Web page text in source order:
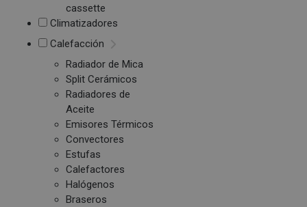
cassette
Climatizadores
Calefacción
Radiador de Mica
Split Cerámicos
Radiadores de
Aceite
Emisores Térmicos
Convectores
Estufas
Calefactores
Halógenos
Braseros